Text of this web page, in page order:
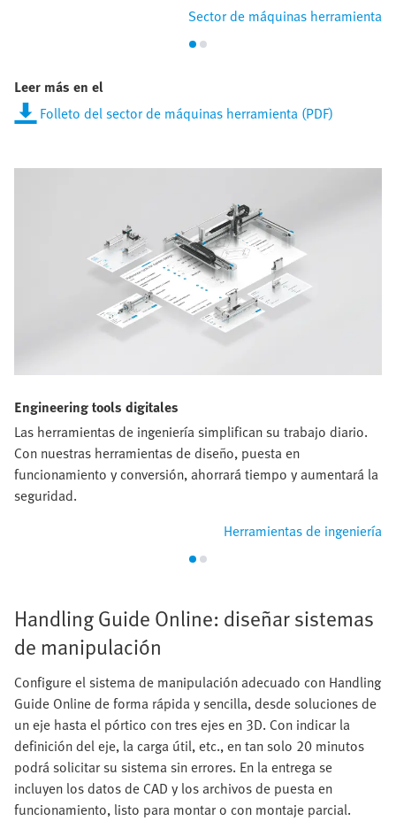
Sector de máquinas herramienta
Leer más en el
Folleto del sector de máquinas herramienta (PDF)
Engineering tools digitales
Las herramientas de ingeniería simplifican su trabajo diario.
Con nuestras herramientas de diseño, puesta en
funcionamiento y conversión, ahorrará tiempo y aumentará la
seguridad.
Herramientas de ingeniería
Handling Guide Online: diseñar sistemas
de manipulación
Configure el sistema de manipulación adecuado con Handling
Guide Online de forma rápida y sencilla, desde soluciones de
un eje hasta el pórtico con tres ejes en 3D. Con indicar la
definición del eje, la carga útil, etc., en tan solo 20 minutos
podrá solicitar su sistema sin errores. En la entrega se
incluyen los datos de CAD y los archivos de puesta en
funcionamiento, listo para montar o con montaje parcial.